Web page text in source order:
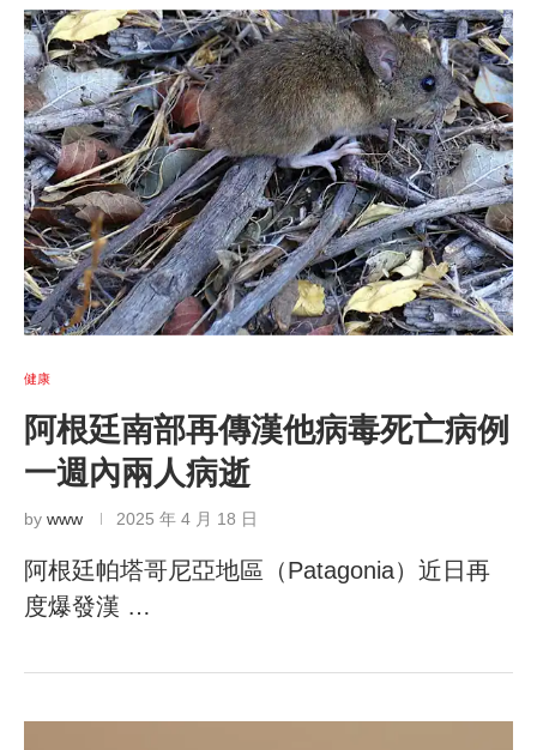
健康
阿根廷南部再傳漢他病毒死亡病例
一週內兩人病逝
by www 2025 年 4 月 18 日
阿根廷帕塔哥尼亞地區（Patagonia）近日再
度爆發漢 …